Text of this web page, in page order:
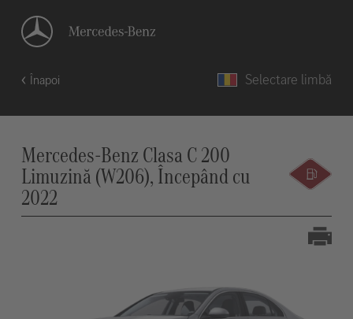
Înapoi Selectare limbă
Mercedes-Benz Clasa C 200
Limuzină (W206), Începând cu
2022